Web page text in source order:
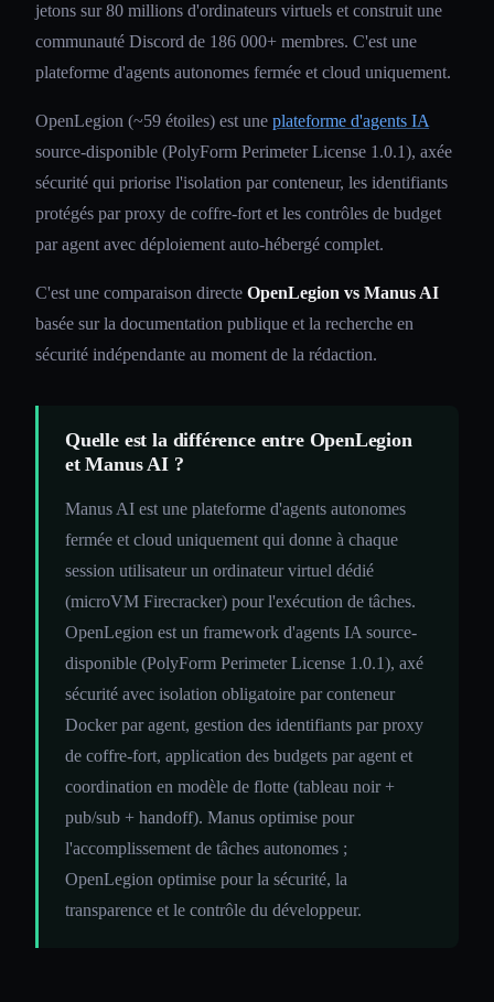
jetons sur 80 millions d'ordinateurs virtuels et construit une
communauté Discord de 186 000+ membres. C'est une
plateforme d'agents autonomes fermée et cloud uniquement.
OpenLegion (~59 étoiles) est une plateforme d'agents IA
source-disponible (PolyForm Perimeter License 1.0.1), axée
sécurité qui priorise l'isolation par conteneur, les identifiants
protégés par proxy de coffre-fort et les contrôles de budget
par agent avec déploiement auto-hébergé complet.
C'est une comparaison directe OpenLegion vs Manus AI
basée sur la documentation publique et la recherche en
sécurité indépendante au moment de la rédaction.
Quelle est la différence entre OpenLegion
et Manus AI ?
Manus AI est une plateforme d'agents autonomes
fermée et cloud uniquement qui donne à chaque
session utilisateur un ordinateur virtuel dédié
(microVM Firecracker) pour l'exécution de tâches.
OpenLegion est un framework d'agents IA source-
disponible (PolyForm Perimeter License 1.0.1), axé
sécurité avec isolation obligatoire par conteneur
Docker par agent, gestion des identifiants par proxy
de coffre-fort, application des budgets par agent et
coordination en modèle de flotte (tableau noir +
pub/sub + handoff). Manus optimise pour
l'accomplissement de tâches autonomes ;
OpenLegion optimise pour la sécurité, la
transparence et le contrôle du développeur.